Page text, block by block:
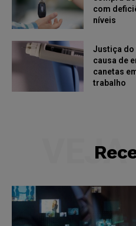
com
níveis
Justiça do
causa de
canetas
trabalho